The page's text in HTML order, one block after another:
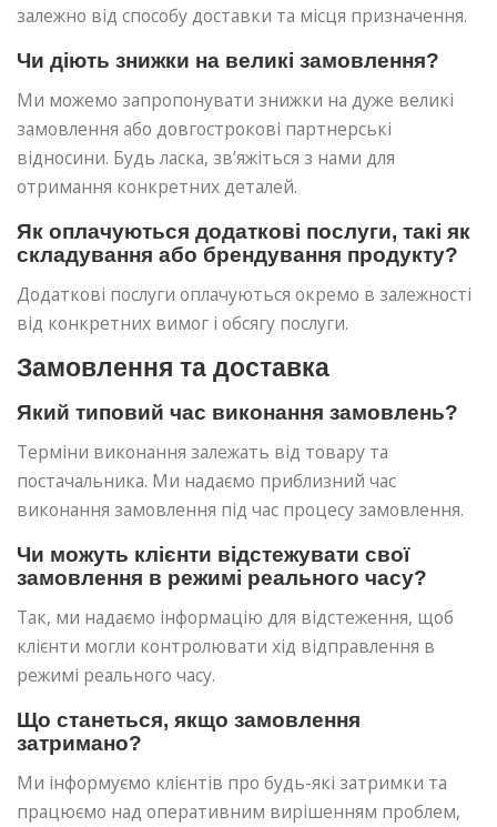
залежно від способу доставки та місця призначення.
Чи діють знижки на великі замовлення?
Ми можемо запропонувати знижки на дуже великі
замовлення або довгострокові партнерські
відносини. Будь ласка, зв’яжіться з нами для
отримання конкретних деталей.
Як оплачуються додаткові послуги, такі як
складування або брендування продукту?
Додаткові послуги оплачуються окремо в залежності
від конкретних вимог і обсягу послуги.
Замовлення та доставка
Який типовий час виконання замовлень?
Терміни виконання залежать від товару та
постачальника. Ми надаємо приблизний час
виконання замовлення під час процесу замовлення.
Чи можуть клієнти відстежувати свої
замовлення в режимі реального часу?
Так, ми надаємо інформацію для відстеження, щоб
клієнти могли контролювати хід відправлення в
режимі реального часу.
Що станеться, якщо замовлення
затримано?
Ми інформуємо клієнтів про будь-які затримки та
працюємо над оперативним вирішенням проблем,